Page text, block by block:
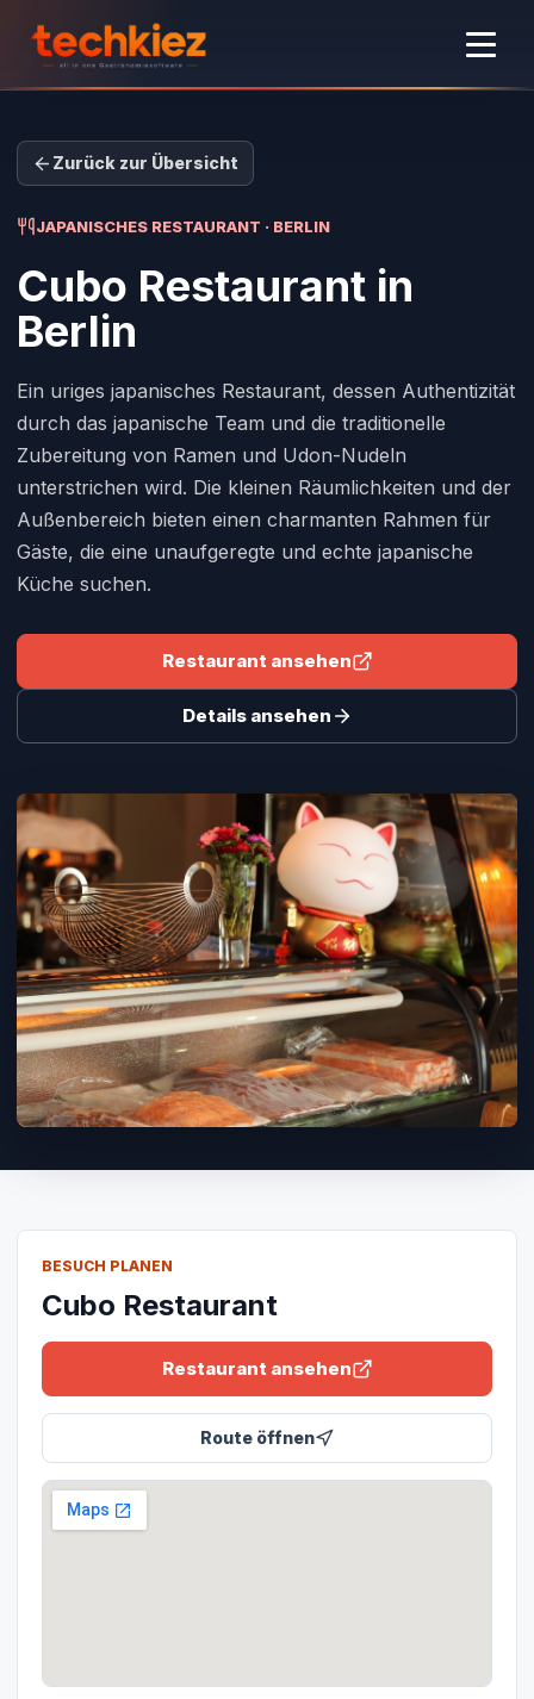
Zurück zur Übersicht
JAPANISCHES RESTAURANT · BERLIN
Cubo Restaurant in
Berlin
Ein uriges japanisches Restaurant, dessen Authentizität
durch das japanische Team und die traditionelle
Zubereitung von Ramen und Udon-Nudeln
unterstrichen wird. Die kleinen Räumlichkeiten und der
Außenbereich bieten einen charmanten Rahmen für
Gäste, die eine unaufgeregte und echte japanische
Küche suchen.
Restaurant ansehen
Details ansehen
BESUCH PLANEN
Cubo Restaurant
Restaurant ansehen
Route öffnen